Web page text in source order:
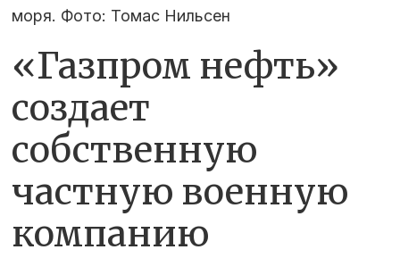
моря. Фото: Томас Нильсен
«Газпром нефть»
создает
собственную
частную военную
компанию